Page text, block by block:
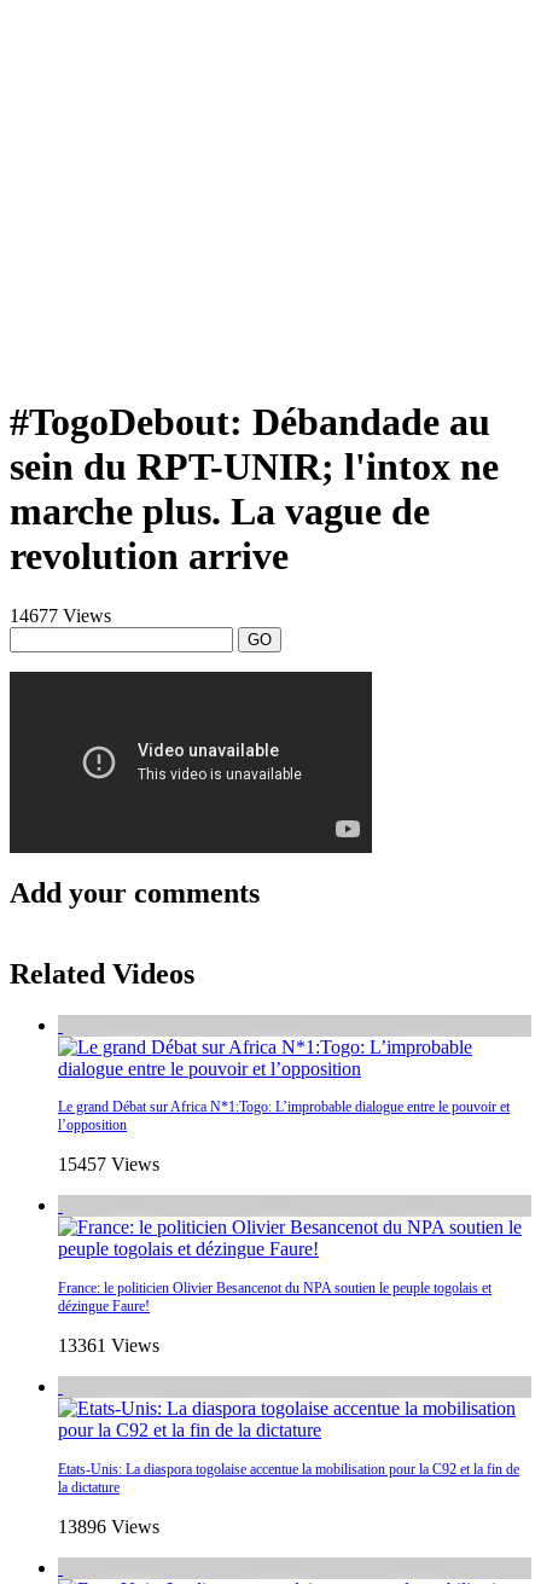
#TogoDebout: Débandade au
sein du RPT-UNIR; l'intox ne
marche plus. La vague de
revolution arrive
14677 Views
GO
Add your comments
Related Videos
Le grand Débat sur Africa N*1:Togo: L’improbable dialogue entre le pouvoir et
l’opposition
15457 Views
France: le politicien Olivier Besancenot du NPA soutien le peuple togolais et
dézingue Faure!
13361 Views
Etats-Unis: La diaspora togolaise accentue la mobilisation pour la C92 et la fin de
la dictature
13896 Views